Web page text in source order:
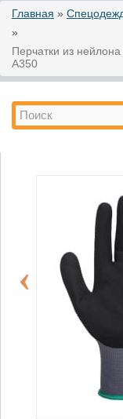
Вы здесь
Главная »
»
Перчатки из
A350
Форма поиска
Поиск